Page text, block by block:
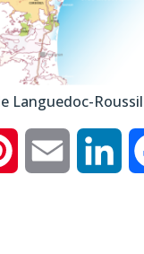
Languedoc-
Pinterest Email